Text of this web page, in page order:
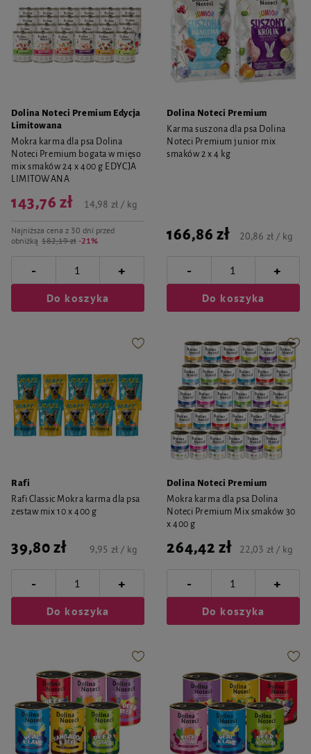
Dolina Noteci Premium Edycja
Limitowana
Mokra karma dla psa Dolina
Noteci Premium bogata w mięso
mix smaków 24 x 400 g EDYCJA
LIMITOWANA
Najniższa cena z 30 dni przed
obniżką 182,19 zł -21%
143,76 zł 14,98 zł / kg
- +
Do koszyka
Dolina Noteci Premium
Karma suszona dla psa Dolina
Noteci Premium junior mix
smaków 2 x 4 kg
166,86 zł 20,86 zł / kg
- +
Do koszyka
Rafi
Rafi Classic Mokra karma dla psa
zestaw mix 10 x 400 g
39,80 zł 9,95 zł / kg
- +
Do koszyka
Dolina Noteci Premium
Mokra karma dla psa Dolina
Noteci Premium Mix smaków 30
x 400 g
264,42 zł 22,03 zł / kg
- +
Do koszyka